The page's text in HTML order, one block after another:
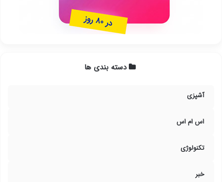
دسته بندی ها
آشپزی
اس ام اس
تکنولوژی
خبر